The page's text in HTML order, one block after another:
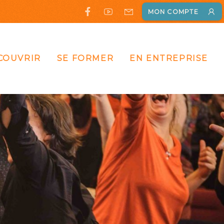
MON COMPTE
SE FORMER EN ENTREPRISE